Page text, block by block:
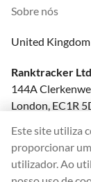
Sobre nós
United
Ranktracker Ltd
144A
London, EC1R
Este site utiliza
proporcionar
utilizador. Ao